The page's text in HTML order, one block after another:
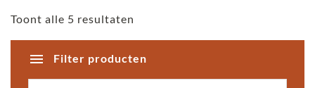
Toont alle 5 resultaten
Filter producten